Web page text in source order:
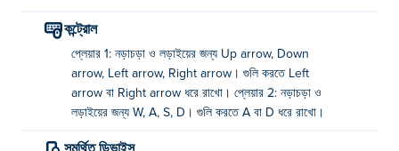
কন্ট্রোল
প্লেয়ার 1: নড়াচড়া ও লড়াইয়ের জন্য Up arrow, Down
arrow, Left arrow, Right arrow। গুলি করতে Left
arrow বা Right arrow ধরে রাখো। প্লেয়ার 2: নড়াচড়া ও
লড়াইয়ের জন্য W, A, S, D। গুলি করতে A বা D ধরে রাখো।
সমর্থিত ডিভাইস